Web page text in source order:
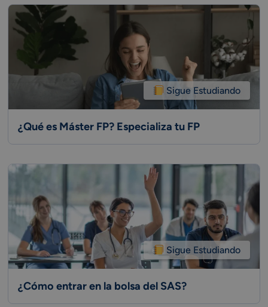
Sigue Estudiando
¿Qué es Máster FP? Especializa tu FP
Sigue Estudiando
¿Cómo entrar en la bolsa del SAS?